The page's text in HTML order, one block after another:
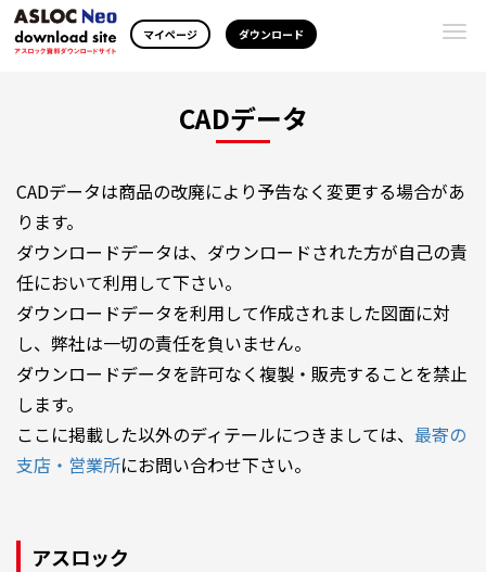
マイページ ダウンロード
CADデータ
CADデータは商品の改廃により予告なく変更する場合があ
ります。
ダウンロードデータは、ダウンロードされた方が自己の責
任において利用して下さい。
ダウンロードデータを利用して作成されました図面に対
し、弊社は一切の責任を負いません。
ダウンロードデータを許可なく複製・販売することを禁止
します。
ここに掲載した以外のディテールにつきましては、 最寄の
支店・営業所にお問い合わせ下さい。
アスロック